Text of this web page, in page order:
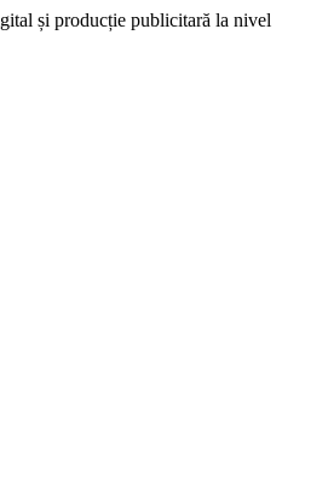
și producție publicitară la nivel